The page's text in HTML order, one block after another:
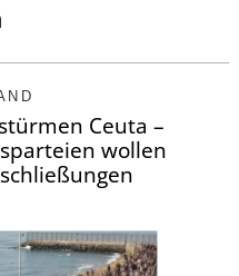
Ceuta –
wollen